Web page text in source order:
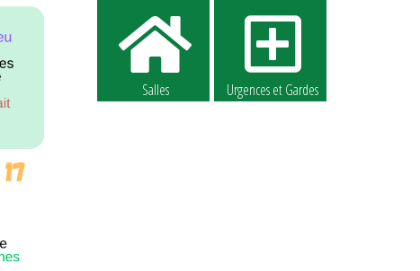
Salles Urgences et Gardes